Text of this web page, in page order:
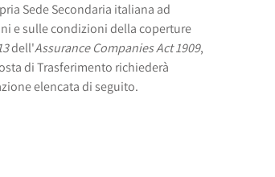
Sede Secondaria italiana ad
e sulle condizioni della coperture
dell'Assurance Companies Act 1909,
di Trasferimento richiederà
elencata di seguito.